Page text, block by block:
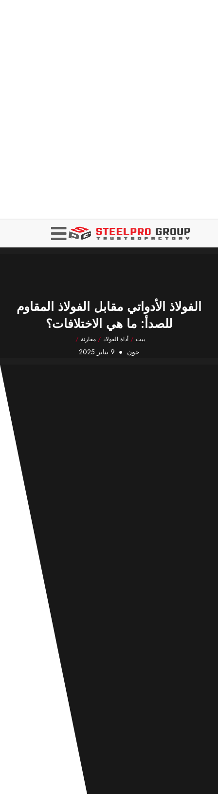
الفولاذ الأدواتي مقابل الفولاذ المقاوم
للصدأ: ما هي الاختلافات؟
بيت /أداة الفولاذ /مقارنة /
جون 9 يناير 2025